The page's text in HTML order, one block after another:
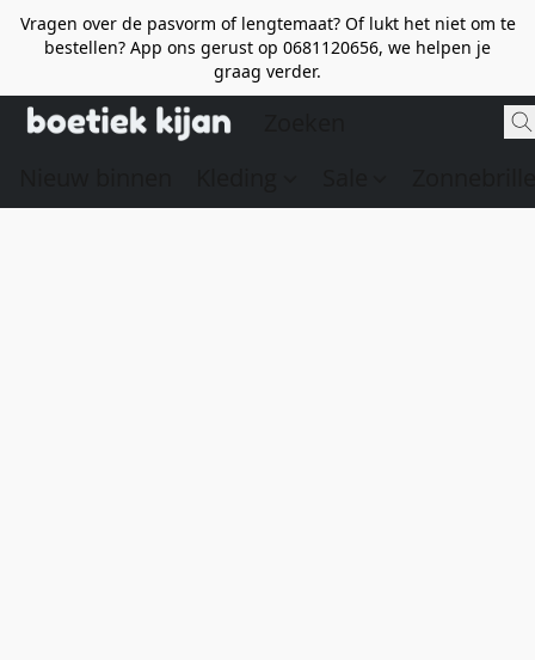
Vragen over de pasvorm of lengtemaat? Of lukt het niet om te
bestellen? App ons gerust op 0681120656, we helpen je
graag verder.